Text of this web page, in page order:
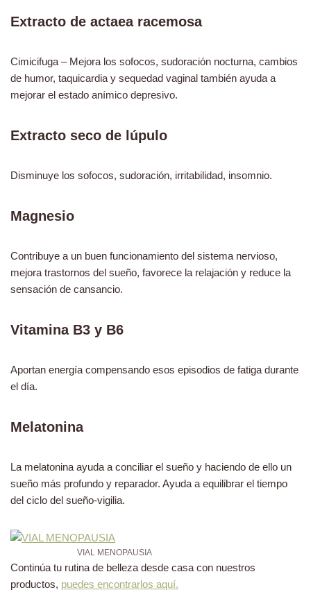
Extracto de actaea racemosa
Cimicifuga – Mejora los sofocos, sudoración nocturna, cambios
de humor, taquicardia y sequedad vaginal también ayuda a
mejorar el estado anímico depresivo.
Extracto seco de lúpulo
Disminuye los sofocos, sudoración, irritabilidad, insomnio.
Magnesio
Contribuye a un buen funcionamiento del sistema nervioso,
mejora trastornos del sueño, favorece la relajación y reduce la
sensación de cansancio.
Vitamina B3 y B6
Aportan energía compensando esos episodios de fatiga durante
el día.
Melatonina
La melatonina ayuda a conciliar el sueño y haciendo de ello un
sueño más profundo y reparador. Ayuda a equilibrar el tiempo
del ciclo del sueño-vigilia.
VIAL MENOPAUSIA
Continúa tu rutina de belleza desde casa con nuestros
productos, puedes encontrarlos aquí.